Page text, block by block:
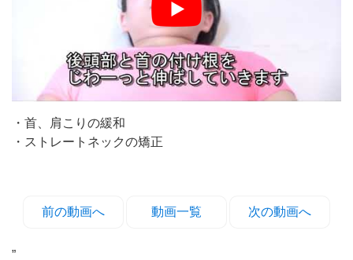
・首、肩こりの緩和
・ストレートネックの矯正
前の動画へ 動画一覧 次の動画へ
”